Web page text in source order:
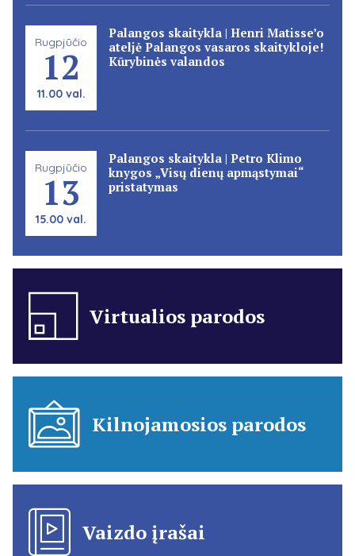
Rugpjūčio
12
11.00 val.
Palangos skaitykla | Henri Matisse’o
ateljė Palangos vasaros skaitykloje!
Kūrybinės valandos
Rugpjūčio
13
15.00 val.
Palangos skaitykla | Petro Klimo
knygos „Visų dienų apmąstymai“
pristatymas
Virtualios parodos
Kilnojamosios parodos
Vaizdo įrašai